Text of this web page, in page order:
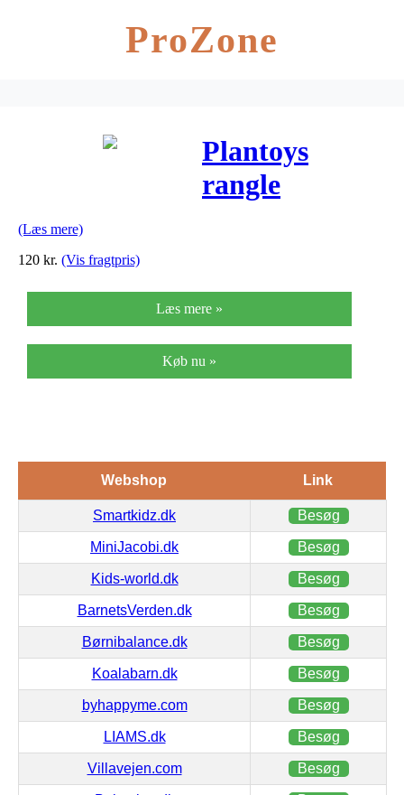
ProZone
Plantoys
rangle
(Læs mere)
120 kr. (Vis fragtpris)
Læs mere »
Køb nu »
Webshop Link
Smartkidz.dk Besøg
MiniJacobi.dk Besøg
Kids-world.dk Besøg
BarnetsVerden.dk Besøg
Børnibalance.dk Besøg
Koalabarn.dk Besøg
byhappyme.com Besøg
LIAMS.dk Besøg
Villavejen.com Besøg